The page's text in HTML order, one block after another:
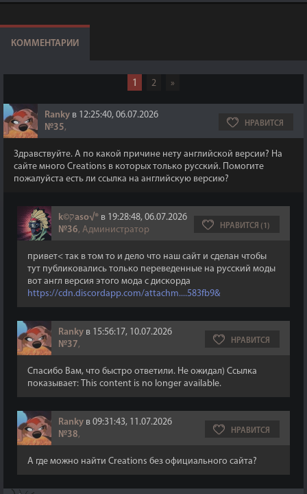
КОММЕНТАРИИ
1 2 »
Ranky в 12:25:40, 06.07.2026
№35, НРАВИТСЯ
Здравствуйте. А по какой причине нету английской версии? На
сайте много Creations в которых только русский. Помогите
пожалуйста есть ли ссылка на английскую версию?
k©קaso√® в 19:28:48, 06.07.2026
№36, Администратор НРАВИТСЯ (1)
привет< так в том то и дело что наш сайт и сделан чтобы
тут публиковались только переведенные на русский моды
вот англ версия этого мода с дискорда
https://cdn.discordapp.com/attachm....583fb9&
Ranky в 15:56:17, 10.07.2026
№37, НРАВИТСЯ
Спасибо Вам, что быстро ответили. Не ожидал) Ссылка
показывает: This content is no longer available.
Ranky в 09:31:43, 11.07.2026
№38, НРАВИТСЯ
А где можно найти Creations без официального сайта?